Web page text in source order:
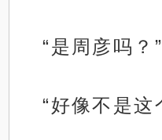
“是周彦吗？”
“好像不是